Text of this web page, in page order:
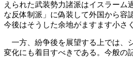
えられた武装勢力諸派はイスラーム
な反体制派」に偽装して外国から容
今後はそうした余地がますます小さ
一方、紛争後を展望する上では、
変化にも着目すべきである。今般の